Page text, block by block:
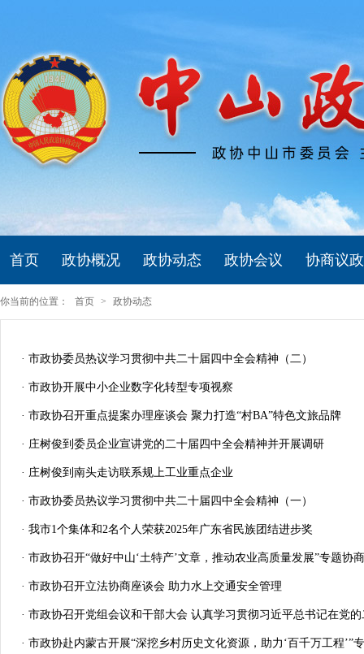
首页 政协概况 政协动态 政协会议 协商议政
你当前的位置： 首页 > 政协动态
· 市政协委员热议学习贯彻中共二十届四中全会精神（二）
· 市政协开展中小企业数字化转型专项视察
· 市政协召开重点提案办理座谈会 聚力打造“村BA”特色文旅品牌
· 庄树俊到委员企业宣讲党的二十届四中全会精神并开展调研
· 庄树俊到南头走访联系规上工业重点企业
· 市政协委员热议学习贯彻中共二十届四中全会精神（一）
· 我市1个集体和2名个人荣获2025年广东省民族团结进步奖
· 市政协召开“做好中山‘土特产’文章，推动农业高质量发展”专题协
· 市政协召开立法协商座谈会 助力水上交通安全管理
· 市政协召开党组会议和干部大会 认真学习贯彻习近平总书记在党
· 市政协赴内蒙古开展“深挖乡村历史文化资源，助力‘百千万工程’”